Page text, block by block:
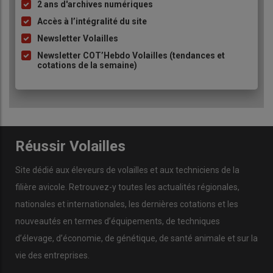
1,350-1,400 kg. Et en poule blanche, la stimulation ne se
fait plus en poussinière, mais sur l’élevage de
pondeuses, à 1,150-1,200 kg.
à
puce
2 ans d'archives numériques
Accès à l’intégralité du site
Newsletter Volailles
Newsletter COT’Hebdo Volailles (tendances et
cotations de la semaine)
Réussir Volailles
Site dédié aux éleveurs de volailles et aux techniciens de la
filière avicole. Retrouvez-y toutes les actualités régionales,
nationales et internationales, les dernières cotations et les
nouveautés en termes d’équipements, de techniques
d’élevage, d’économie, de génétique, de santé animale et sur la
vie des entreprises.